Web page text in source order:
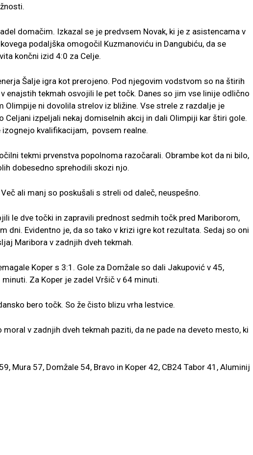
domačim. Izkazal se je predvsem Novak, ki je z asistencama v
podaljška omogočil Kuzmanoviću in Dangubiću, da se
končni izid 4:0 za Celje.
Šalje igra kot prerojeno. Pod njegovim vodstvom so na štirih
enajstih tekmah osvojili le pet točk. Danes so jim vse linije odlično
Olimpije ni dovolila strelov iz bližine. Vse strele z razdalje je
Celjani izpeljali nekaj domiselnih akcij in dali Olimpiji kar štiri gole.
kvalifikacijam, povsem realne.
tekmi prvenstva popolnoma razočarali. Obrambe kot da ni bilo,
dobesedno sprehodili skozi njo.
ali manj so poskušali s streli od daleč, neuspešno.
le dve točki in zapravili prednost sedmih točk pred Mariborom,
dni. Evidentno je, da so tako v krizi igre kot rezultata. Sedaj so oni
Maribora v zadnjih dveh tekmah.
Koper s 3:1. Gole za Domžale so dali Jakupović v 45,
Za Koper je zadel Vršič v 64 minuti.
bero točk. So že čisto blizu vrha lestvice.
v zadnjih dveh tekmah paziti, da ne pade na deveto mesto, ki
Mura 57, Domžale 54, Bravo in Koper 42, CB24 Tabor 41, Aluminij